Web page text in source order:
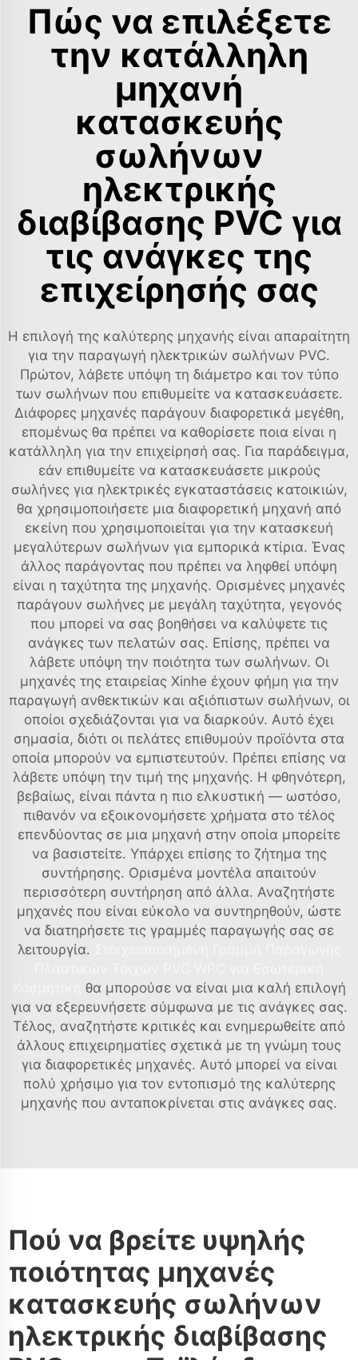
Πώς να επιλέξετε
την κατάλληλη
μηχανή
κατασκευής
σωλήνων
ηλεκτρικής
διαβίβασης PVC για
τις ανάγκες της
επιχείρησής σας
Η επιλογή της καλύτερης μηχανής είναι απαραίτητη
για την παραγωγή ηλεκτρικών σωλήνων PVC.
Πρώτον, λάβετε υπόψη τη διάμετρο και τον τύπο
των σωλήνων που επιθυμείτε να κατασκευάσετε.
Διάφορες μηχανές παράγουν διαφορετικά μεγέθη,
επομένως θα πρέπει να καθορίσετε ποια είναι η
κατάλληλη για την επιχείρησή σας. Για παράδειγμα,
εάν επιθυμείτε να κατασκευάσετε μικρούς
σωλήνες για ηλεκτρικές εγκαταστάσεις κατοικιών,
θα χρησιμοποιήσετε μια διαφορετική μηχανή από
εκείνη που χρησιμοποιείται για την κατασκευή
μεγαλύτερων σωλήνων για εμπορικά κτίρια. Ένας
άλλος παράγοντας που πρέπει να ληφθεί υπόψη
είναι η ταχύτητα της μηχανής. Ορισμένες μηχανές
παράγουν σωλήνες με μεγάλη ταχύτητα, γεγονός
που μπορεί να σας βοηθήσει να καλύψετε τις
ανάγκες των πελατών σας. Επίσης, πρέπει να
λάβετε υπόψη την ποιότητα των σωλήνων. Οι
μηχανές της εταιρείας Xinhe έχουν φήμη για την
παραγωγή ανθεκτικών και αξιόπιστων σωλήνων, οι
οποίοι σχεδιάζονται για να διαρκούν. Αυτό έχει
σημασία, διότι οι πελάτες επιθυμούν προϊόντα στα
οποία μπορούν να εμπιστευτούν. Πρέπει επίσης να
λάβετε υπόψη την τιμή της μηχανής. Η φθηνότερη,
βεβαίως, είναι πάντα η πιο ελκυστική — ωστόσο,
πιθανόν να εξοικονομήσετε χρήματα στο τέλος
επενδύοντας σε μια μηχανή στην οποία μπορείτε
να βασιστείτε. Υπάρχει επίσης το ζήτημα της
συντήρησης. Ορισμένα μοντέλα απαιτούν
περισσότερη συντήρηση από άλλα. Αναζητήστε
μηχανές που είναι εύκολο να συντηρηθούν, ώστε
να διατηρήσετε τις γραμμές παραγωγής σας σε
λειτουργία.
θα μπορούσε να είναι μια καλή επιλογή
για να εξερευνήσετε σύμφωνα με τις ανάγκες σας.
Τέλος, αναζητήστε κριτικές και ενημερωθείτε από
άλλους επιχειρηματίες σχετικά με τη γνώμη τους
για διαφορετικές μηχανές. Αυτό μπορεί να είναι
πολύ χρήσιμο για τον εντοπισμό της καλύτερης
μηχανής που ανταποκρίνεται στις ανάγκες σας.
Πού να βρείτε υψηλής
ποιότητας μηχανές
κατασκευής σωλήνων
ηλεκτρικής διαβίβασης